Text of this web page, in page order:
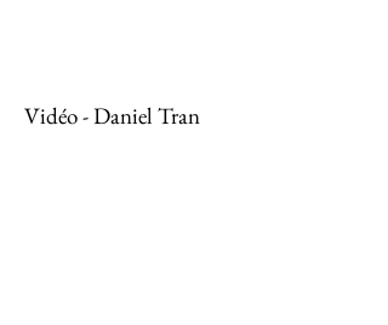
Vidéo - Daniel Tran